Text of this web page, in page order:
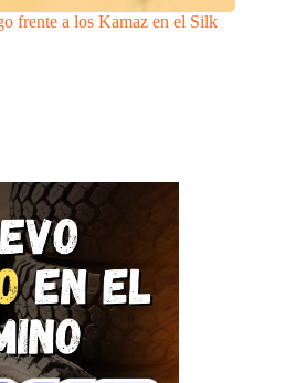
frente a los Kamaz en el Silk